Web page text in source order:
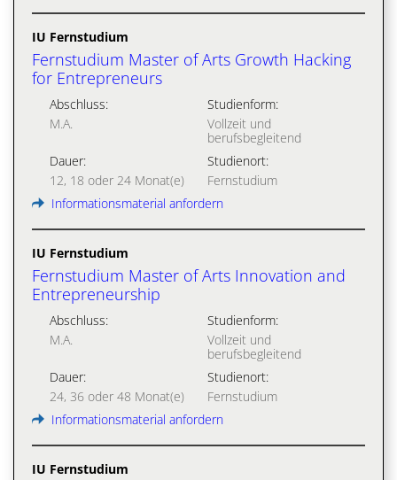
IU Fernstudium
Fernstudium Master of Arts Growth Hacking
for Entrepreneurs
Abschluss:
M.A.
Studienform:
Vollzeit und
berufsbegleitend
Dauer:
12, 18 oder 24 Monat(e)
Studienort:
Fernstudium
Informationsmaterial anfordern
IU Fernstudium
Fernstudium Master of Arts Innovation and
Entrepreneurship
Abschluss:
M.A.
Studienform:
Vollzeit und
berufsbegleitend
Dauer:
24, 36 oder 48 Monat(e)
Studienort:
Fernstudium
Informationsmaterial anfordern
IU Fernstudium